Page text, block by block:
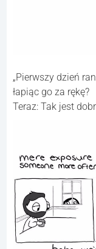
„Pierwszy dzień
łapiąc go za rękę?
Teraz: Tak jest